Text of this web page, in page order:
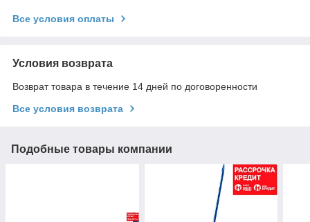
Все условия оплаты
Условия возврата
Возврат товара в течение 14 дней по договоренности
Все условия возврата
Подобные товары компании